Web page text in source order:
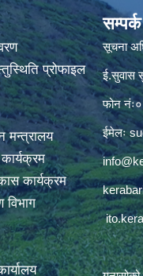
प्रोफाइल
मन्त्रालय
कार्यक्रम
विभाग
सूचना
ई.सुवास
फोन
ईमेलः